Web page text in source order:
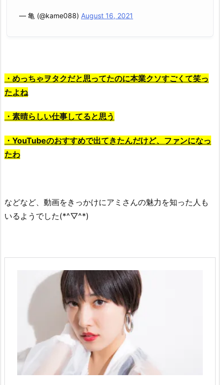
連
事
— 亀 (@kame088) August 16, 2021
・めっちゃヲタクだと思ってたのに本業クソすごくて笑っ
たよね
・素晴らしい仕事してると思う
・YouTubeのおすすめで出てきたんだけど、ファンになっ
たわ
などなど、動画をきっかけにアミさんの魅力を知った人も
いるようでした(*^▽^*)